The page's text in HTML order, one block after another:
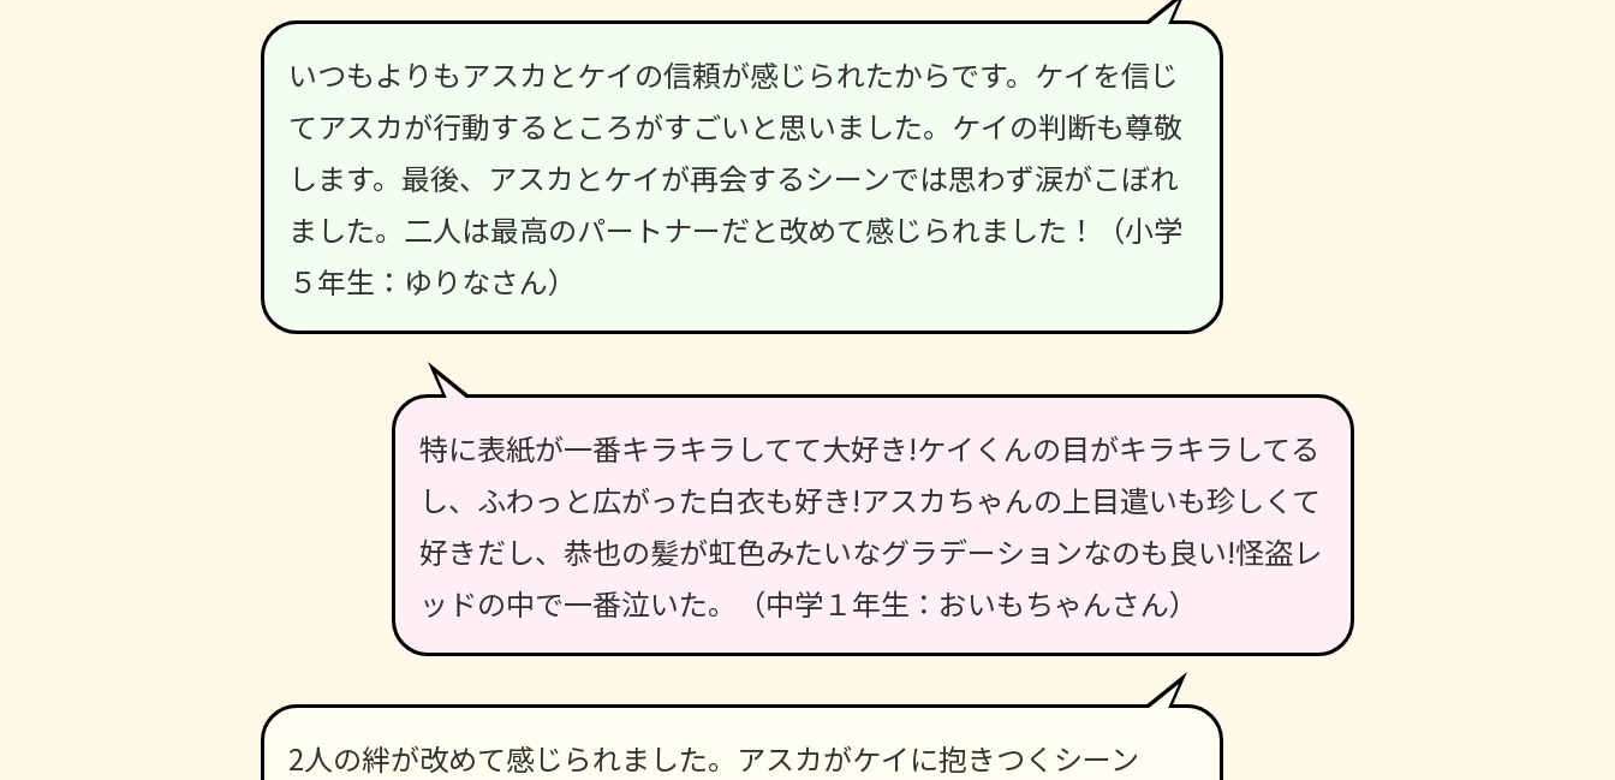
いつもよりもアスカとケイの信頼が感じられたからです。ケイを信じ
てアスカが行動するところがすごいと思いました。ケイの判断も尊敬
します。最後、アスカとケイが再会するシーンでは思わず涙がこぼれ
ました。二人は最高のパートナーだと改めて感じられました！（小学
５年生：ゆりなさん）
特に表紙が一番キラキラしてて大好き!ケイくんの目がキラキラしてる
し、ふわっと広がった白衣も好き!アスカちゃんの上目遣いも珍しくて
好きだし、恭也の髪が虹色みたいなグラデーションなのも良い!怪盗レ
ッドの中で一番泣いた。（中学１年生：おいもちゃんさん）
2人の絆が改めて感じられました。アスカがケイに抱きつくシーン